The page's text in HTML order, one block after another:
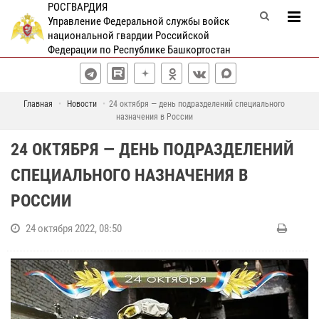
РОСГВАРДИЯ
Управление Федеральной службы войск
национальной гвардии Российской
Федерации по Республике Башкортостан
Главная Новости
24 октября — день подразделений специального
назначения в России
24 ОКТЯБРЯ — ДЕНЬ ПОДРАЗДЕЛЕНИЙ
СПЕЦИАЛЬНОГО НАЗНАЧЕНИЯ В
РОССИИ
24 октября 2022, 08:50